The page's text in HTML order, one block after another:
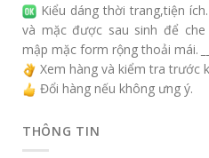
Kiểu dáng thời trang,tiện
và mặc được sau sinh để
mập mặc form rộng thoải mái.
Xem hàng và kiểm tra trước
Đổi hàng nếu không ưng ý.
THÔNG TIN